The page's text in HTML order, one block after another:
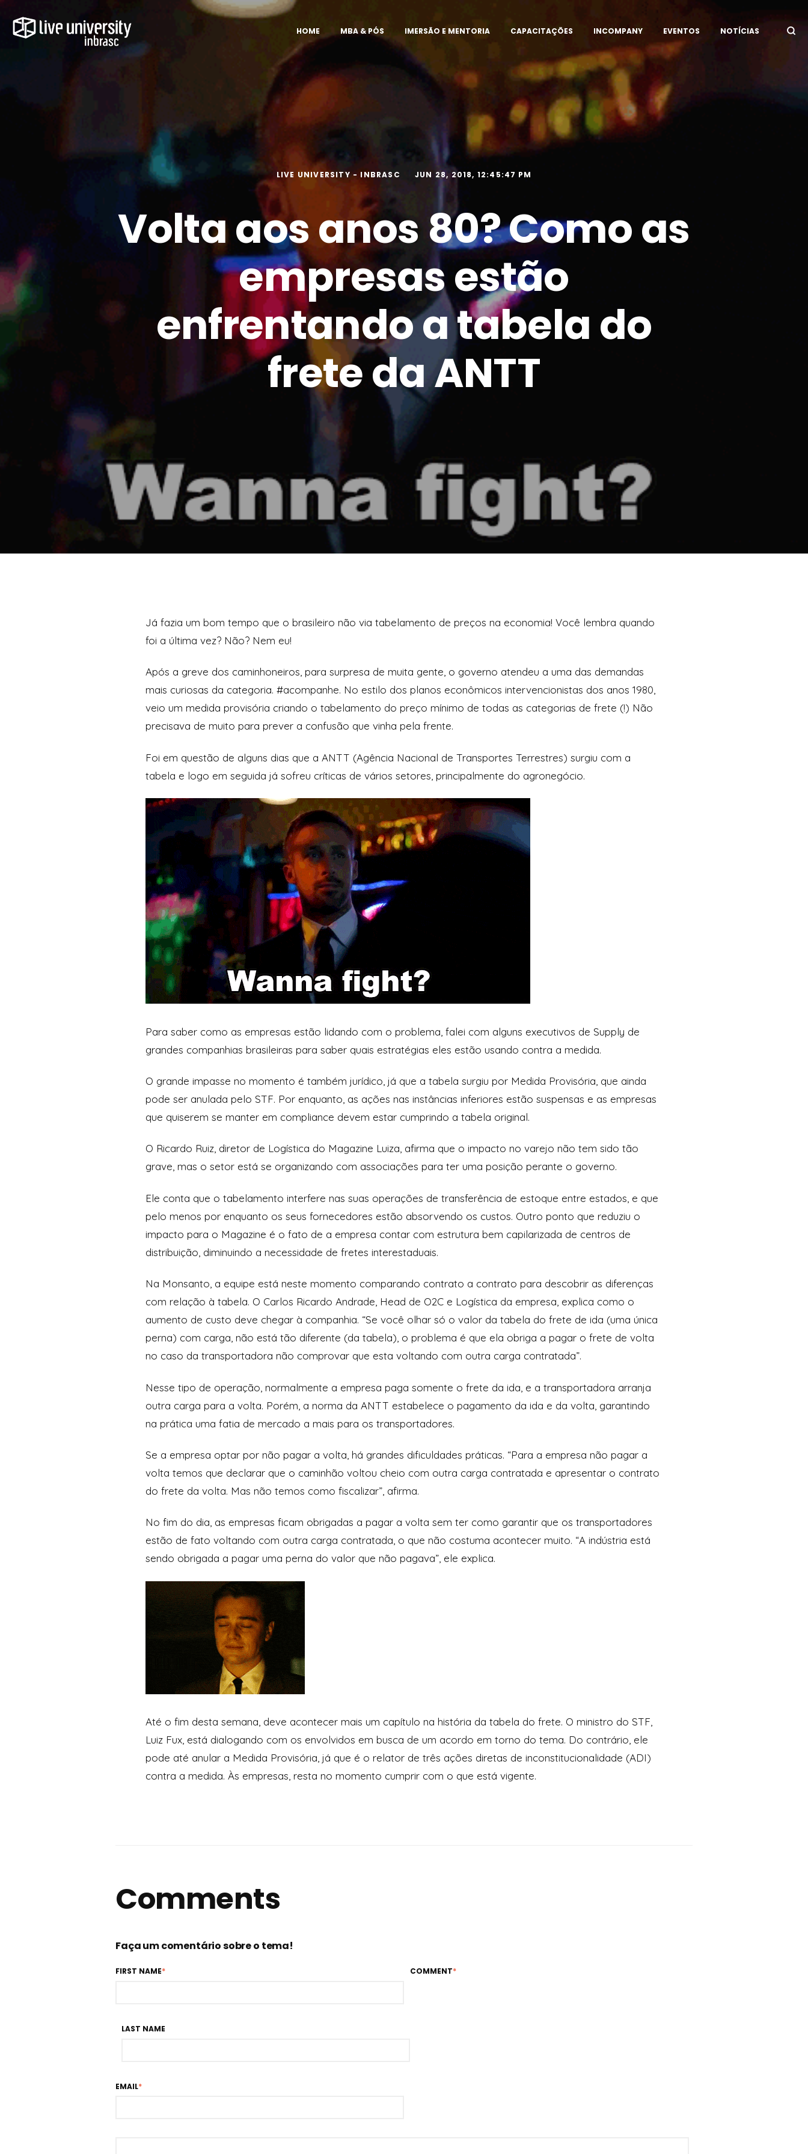
HOME MBA & PÓS IMERSÃO E MENTORIA CAPACITAÇÕES INCOMPANY EVENTOS NOTÍCIAS
LIVE UNIVERSITY - INBRASC JUN 28, 2018, 12:45:47 PM
Volta aos anos 80? Como as
empresas estão
enfrentando a tabela do
frete da ANTT
Já fazia um bom tempo que o brasileiro não via tabelamento de preços na economia! Você lembra quando
foi a última vez? Não? Nem eu!
Após a greve dos caminhoneiros, para surpresa de muita gente, o governo atendeu a uma das demandas
mais curiosas da categoria. #acompanhe. No estilo dos planos econômicos intervencionistas dos anos 1980,
veio um medida provisória criando o tabelamento do preço mínimo de todas as categorias de frete (!) Não
precisava de muito para prever a confusão que vinha pela frente.
Foi em questão de alguns dias que a ANTT (Agência Nacional de Transportes Terrestres) surgiu com a
tabela e logo em seguida já sofreu críticas de vários setores, principalmente do agronegócio.
Para saber como as empresas estão lidando com o problema, falei com alguns executivos de Supply de
grandes companhias brasileiras para saber quais estratégias eles estão usando contra a medida.
O grande impasse no momento é também jurídico, já que a tabela surgiu por Medida Provisória, que ainda
pode ser anulada pelo STF. Por enquanto, as ações nas instâncias inferiores estão suspensas e as empresas
que quiserem se manter em compliance devem estar cumprindo a tabela original.
O Ricardo Ruiz, diretor de Logística do Magazine Luiza, afirma que o impacto no varejo não tem sido tão
grave, mas o setor está se organizando com associações para ter uma posição perante o governo.
Ele conta que o tabelamento interfere nas suas operações de transferência de estoque entre estados, e que
pelo menos por enquanto os seus fornecedores estão absorvendo os custos. Outro ponto que reduziu o
impacto para o Magazine é o fato de a empresa contar com estrutura bem capilarizada de centros de
distribuição, diminuindo a necessidade de fretes interestaduais.
Na Monsanto, a equipe está neste momento comparando contrato a contrato para descobrir as diferenças
com relação à tabela. O Carlos Ricardo Andrade, Head de O2C e Logística da empresa, explica como o
aumento de custo deve chegar à companhia. “Se você olhar só o valor da tabela do frete de ida (uma única
perna) com carga, não está tão diferente (da tabela), o problema é que ela obriga a pagar o frete de volta
no caso da transportadora não comprovar que esta voltando com outra carga contratada”.
Nesse tipo de operação, normalmente a empresa paga somente o frete da ida, e a transportadora arranja
outra carga para a volta. Porém, a norma da ANTT estabelece o pagamento da ida e da volta, garantindo
na prática uma fatia de mercado a mais para os transportadores.
Se a empresa optar por não pagar a volta, há grandes dificuldades práticas. “Para a empresa não pagar a
volta temos que declarar que o caminhão voltou cheio com outra carga contratada e apresentar o contrato
do frete da volta. Mas não temos como fiscalizar”, afirma.
No fim do dia, as empresas ficam obrigadas a pagar a volta sem ter como garantir que os transportadores
estão de fato voltando com outra carga contratada, o que não costuma acontecer muito. “A indústria está
sendo obrigada a pagar uma perna do valor que não pagava”, ele explica.
Até o fim desta semana, deve acontecer mais um capítulo na história da tabela do frete. O ministro do STF,
Luiz Fux, está dialogando com os envolvidos em busca de um acordo em torno do tema. Do contrário, ele
pode até anular a Medida Provisória, já que é o relator de três ações diretas de inconstitucionalidade (ADI)
contra a medida. Às empresas, resta no momento cumprir com o que está vigente.
Comments
Faça um comentário sobre o tema!
FIRST NAME*
LAST NAME
EMAIL*
COMMENT*